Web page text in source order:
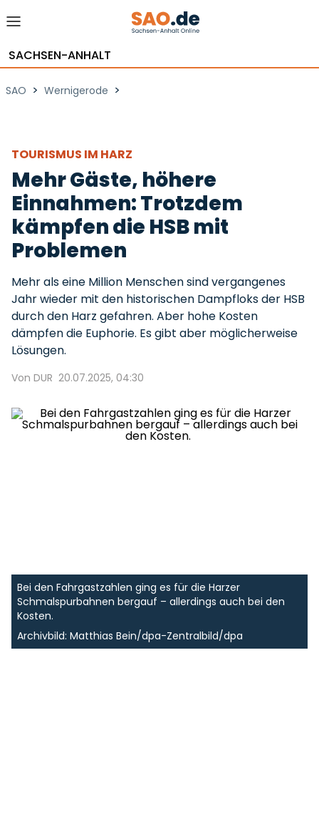
SACHSEN-ANHALT
SAO > Wernigerode >
TOURISMUS IM HARZ
Mehr Gäste, höhere
Einnahmen: Trotzdem
kämpfen die HSB mit
Problemen
Mehr als eine Million Menschen sind vergangenes
Jahr wieder mit den historischen Dampfloks der HSB
durch den Harz gefahren. Aber hohe Kosten
dämpfen die Euphorie. Es gibt aber möglicherweise
Lösungen.
Von DUR 20.07.2025, 04:30
Bei den Fahrgastzahlen ging es für die Harzer
Schmalspurbahnen bergauf – allerdings auch bei den
Kosten.
Archivbild: Matthias Bein/dpa-Zentralbild/dpa